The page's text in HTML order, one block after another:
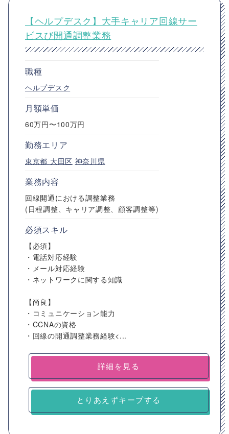
【ヘルプデスク】大手キャリア回線サー
ビスび開通調整業務
職種
ヘルプデスク
月額単価
60万円〜100万円
勤務エリア
東京都 大田区 神奈川県
業務内容
回線開通における調整業務
(日程調整、キャリア調整、顧客調整等)
必須スキル
【必須】
・電話対応経験
・メール対応経験
・ネットワークに関する知識
【尚良】
・コミュニケーション能力
・CCNAの資格
・回線の開通調整業務経験<...
詳細を見る
とりあえずキープする